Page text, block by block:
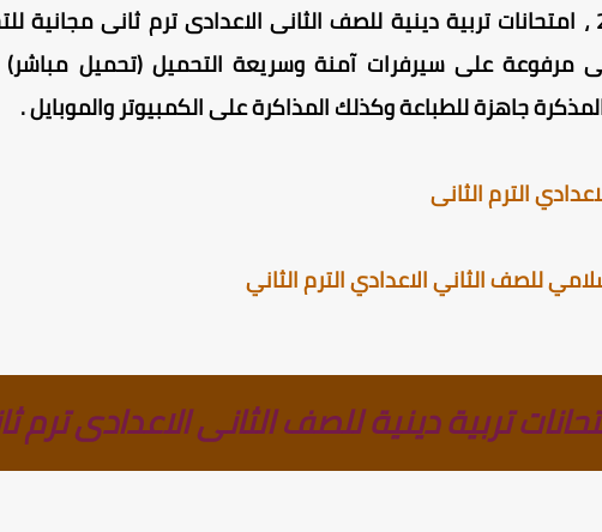
، امتحانات تربية دينية للصف الثانى الاعدادى ترم ثانى مجانية
مرفوعة على سيرفرات آمنة وسريعة التحميل (تحميل مباشر)
جاهزة للطباعة وكذلك المذاكرة على الكمبيوتر والموبايل.
الترم الثانى
للصف الثاني الاعدادي الترم الثاني
تربية دينية للصف الثانى الاعدادى ترم